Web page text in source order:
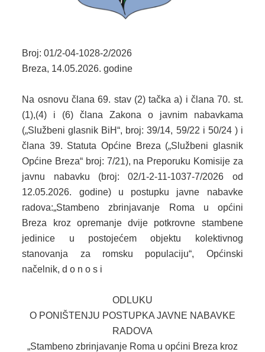
Broj: 01/2-04-1028-2/2026
Breza, 14.05.2026. godine
Na osnovu člana 69. stav (2) tačka a) i člana 70. st.
(1),(4) i (6) člana Zakona o javnim nabavkama
(„Službeni glasnik BiH“, broj: 39/14, 59/22 i 50/24 ) i
člana 39. Statuta Općine Breza („Službeni glasnik
Općine Breza“ broj: 7/21), na Preporuku Komisije za
javnu nabavku (broj: 02/1-2-11-1037-7/2026 od
12.05.2026. godine) u postupku javne nabavke
radova:„Stambeno zbrinjavanje Roma u općini
Breza kroz opremanje dvije potkrovne stambene
jedinice u postojećem objektu kolektivnog
stanovanja za romsku populaciju“, Općinski
načelnik, d o n o s i
ОDLUKU
O PONIŠTENJU POSTUPKA JAVNE NABAVKE
RADOVA
„Stambeno zbrinjavanje Roma u općini Breza kroz
2018. GODINA
2016. GODINA
2014. GODINA
2013. GODINA
2012. GODINA
1999. - 2011. GODINA
ELEKTRONSKI OBRASCI
OPĆINSKI DOKUMENTI
SLUŽBA ZA FINANSIJE
SLUŽBA ZA PROSTORNO UREĐENJE
SLUŽBA ZA PRIVREDU